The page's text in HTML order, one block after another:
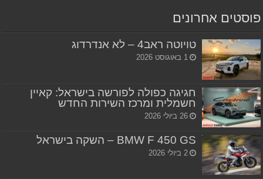
אחרונים
טויוטה ראב4 – לא אנדרדוג
1 באוגוסט 2026
חגיגה כפולה לפורשה בישראל: קאיין
חשמלית ומרכז השירות החדש
26 ביולי 2026
BMW F 450 GS – השקה בישראל
2 ביולי 2026